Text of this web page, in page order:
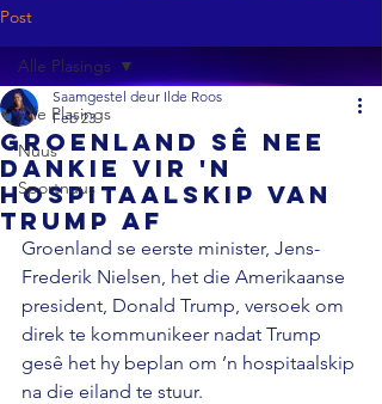
Post
Alle Plasings
Nuus
Sportnuus
Alle Plasings
Groenland sê nee
dankie vir 'n
hospitaalskip van
Trump af
Saamgestel deur Ilde Roos
Feb 23
Groenland se eerste minister, Jens-
Frederik Nielsen, het die Amerikaanse
president, Donald Trump, versoek om
direk te kommunikeer nadat Trump
gesê het hy beplan om ’n hospitaalskip
na die eiland te stuur.